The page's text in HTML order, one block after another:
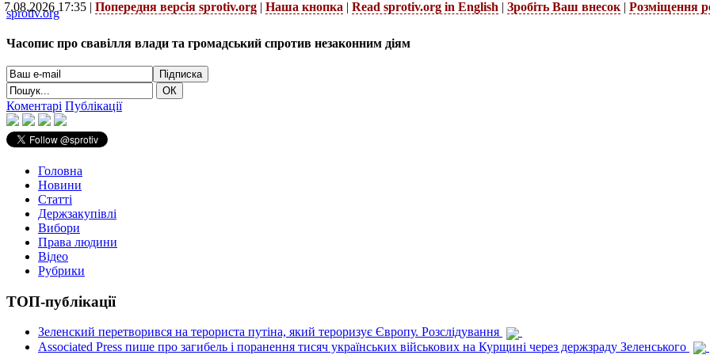
7.08.2026 17:35 | Попередня версія sprotiv.org | Наша кнопка | Read sprotiv.org in English | Зробіть Ваш внесок | Розміщення
sprotiv.org
Часопис про свавілля влади та громадський спротив незаконним діям
Коментарі Публікації
Головна
Новини
Статті
Держзакупівлі
Вибори
Права людини
Відео
Рубрики
ТОП-публікації
Зеленский перетворився на терориста путіна, який тероризує Європу. Розслідування
Associated Press пише про загибель і поранення тисяч українських військових на Курщині через держзраду Зеленського